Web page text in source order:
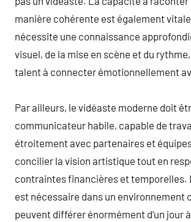
manière cohérente est également
nécessite une connaissance
visuel, de la mise en scène et du
talent à connecter émotionnellement
Par ailleurs, le vidéaste moderne doit
communicateur habile, capable de
étroitement avec partenaires et
concilier la vision artistique tout en
contraintes financières et temporelles.
est nécessaire dans un environnement
peuvent différer énormément d’un jour